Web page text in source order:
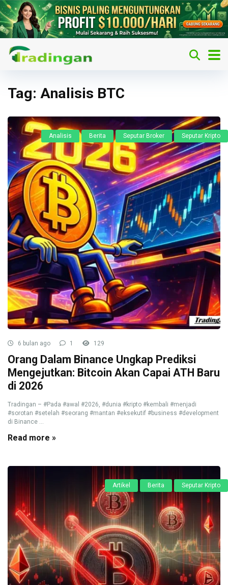
Tag: Analisis BTC
Analisis Berita Seputar Broker Seputar Kripto
6 bulan ago 1 129
Orang Dalam Binance Ungkap Prediksi
Mengejutkan: Bitcoin Akan Capai ATH Baru
di 2026
Tradingan – #Pada #awal #2026, #dunia #kripto #kembali #menjadi
#sorotan #setelah #seorang #mantan #eksekutif #business #development
di Binance ...
Read more »
Artikel Berita Seputar Kripto